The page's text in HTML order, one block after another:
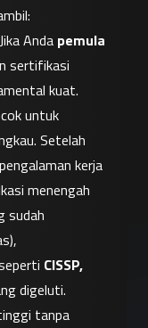
Jika Anda pemula
sertifikasi
kuat.
untuk
Setelah
kerja
menengah
CISSP,
digeluti.
tanpa